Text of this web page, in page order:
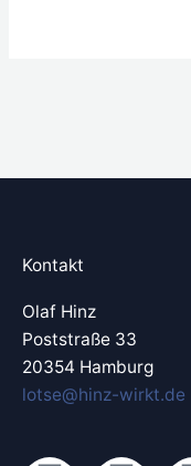
Kontakt
Olaf Hinz
Poststraße 33
20354 Hamburg
lotse@hinz-wirkt.de